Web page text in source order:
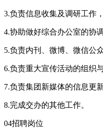
3.负责信息收集及调研工作
4.协助做好综合办公室的协
5.负责内刊、微博、微信公
6.负责重大宣传活动的组织
7.负责集团新媒体的信息更
8.完成交办的其他工作。
04招聘岗位